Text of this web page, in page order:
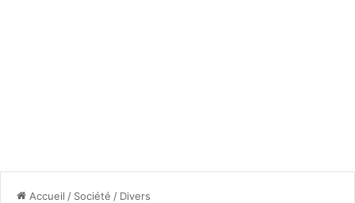
Accueil / Société / Divers